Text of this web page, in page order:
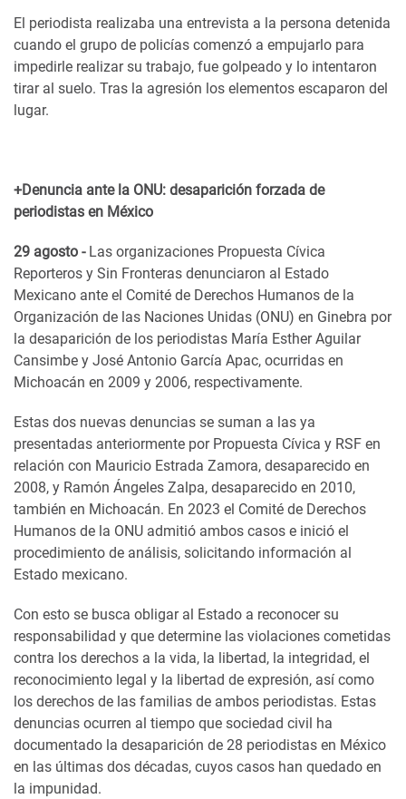
El periodista realizaba una entrevista a la persona detenida
cuando el grupo de policías comenzó a empujarlo para
impedirle realizar su trabajo, fue golpeado y lo intentaron
tirar al suelo. Tras la agresión los elementos escaparon del
lugar.
+Denuncia ante la ONU: desaparición forzada de
periodistas en México
29 agosto - Las organizaciones Propuesta Cívica
Reporteros y Sin Fronteras denunciaron al Estado
Mexicano ante el Comité de Derechos Humanos de la
Organización de las Naciones Unidas (ONU) en Ginebra por
la desaparición de los periodistas María Esther Aguilar
Cansimbe y José Antonio García Apac, ocurridas en
Michoacán en 2009 y 2006, respectivamente.
Estas dos nuevas denuncias se suman a las ya
presentadas anteriormente por Propuesta Cívica y RSF en
relación con Mauricio Estrada Zamora, desaparecido en
2008, y Ramón Ángeles Zalpa, desaparecido en 2010,
también en Michoacán. En 2023 el Comité de Derechos
Humanos de la ONU admitió ambos casos e inició el
procedimiento de análisis, solicitando información al
Estado mexicano.
Con esto se busca obligar al Estado a reconocer su
responsabilidad y que determine las violaciones cometidas
contra los derechos a la vida, la libertad, la integridad, el
reconocimiento legal y la libertad de expresión, así como
los derechos de las familias de ambos periodistas. Estas
denuncias ocurren al tiempo que sociedad civil ha
documentado la desaparición de 28 periodistas en México
en las últimas dos décadas, cuyos casos han quedado en
la impunidad.